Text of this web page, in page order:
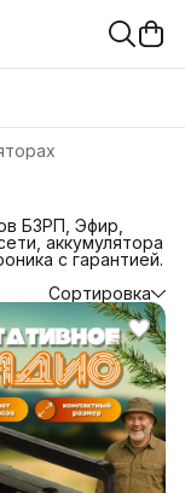
БЗРП, Эфир,
аккумулятора
с гарантией.
Сортировка